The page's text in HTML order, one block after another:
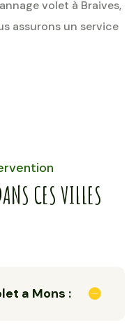
volet à Braives,
assurons un service
CES VILLES
a Mons :